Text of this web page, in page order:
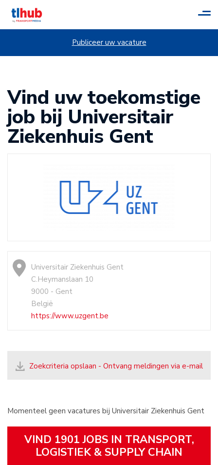
Publiceer uw vacature
Vind uw toekomstige
job bij Universitair
Ziekenhuis Gent
Universitair Ziekenhuis Gent
C.Heymanslaan 10
9000 - Gent
België
https://www.uzgent.be
Zoekcriteria opslaan - Ontvang meldingen via e-mail
Momenteel geen vacatures bij Universitair Ziekenhuis Gent
VIND 1901 JOBS IN TRANSPORT,
LOGISTIEK & SUPPLY CHAIN